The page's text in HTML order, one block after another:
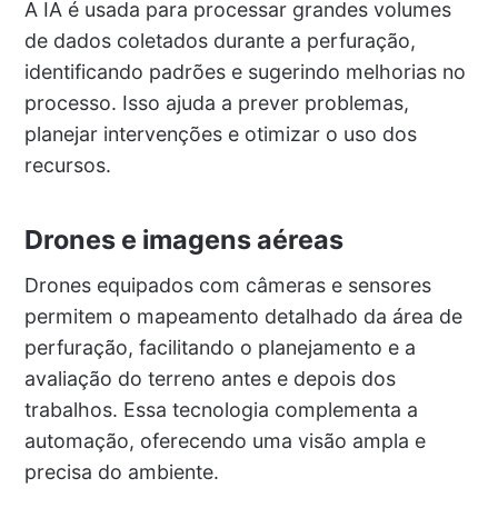
A IA é usada para processar grandes volumes
de dados coletados durante a perfuração,
identificando padrões e sugerindo melhorias no
processo. Isso ajuda a prever problemas,
planejar intervenções e otimizar o uso dos
recursos.
Drones e imagens aéreas
Drones equipados com câmeras e sensores
permitem o mapeamento detalhado da área de
perfuração, facilitando o planejamento e a
avaliação do terreno antes e depois dos
trabalhos. Essa tecnologia complementa a
automação, oferecendo uma visão ampla e
precisa do ambiente.